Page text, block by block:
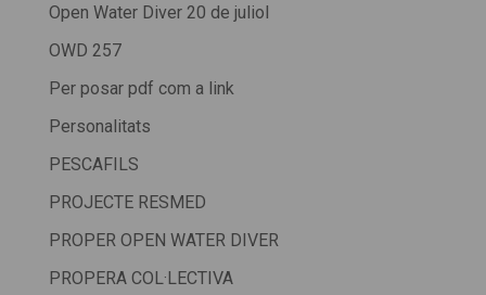
Open Water Diver 20 de juliol
OWD 257
Per posar pdf com a link
Personalitats
PESCAFILS
PROJECTE RESMED
PROPER OPEN WATER DIVER
PROPERA COL·LECTIVA